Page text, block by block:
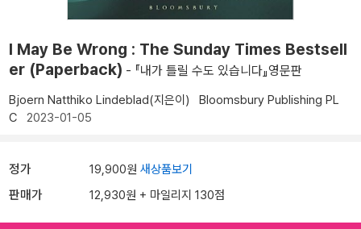
I May Be Wrong : The Sunday Times Bestsell
er (Paperback) - 『내가 틀릴 수도 있습니다』영문판
Bjoern Natthiko Lindeblad(지은이)
Bloomsbury Publishing PL
C 2023-01-05
정가 19,900원 새상품보기
판매가 12,930원 + 마일리지 130점